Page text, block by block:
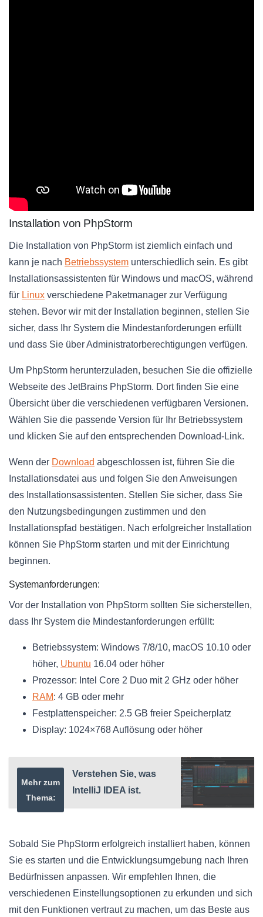
Installation von PhpStorm
Die Installation von PhpStorm ist ziemlich einfach und
kann je nach Betriebssystem unterschiedlich sein. Es gibt
Installationsassistenten für Windows und macOS, während
für Linux verschiedene Paketmanager zur Verfügung
stehen. Bevor wir mit der Installation beginnen, stellen Sie
sicher, dass Ihr System die Mindestanforderungen erfüllt
und dass Sie über Administratorberechtigungen verfügen.
Um PhpStorm herunterzuladen, besuchen Sie die offizielle
Webseite des JetBrains PhpStorm. Dort finden Sie eine
Übersicht über die verschiedenen verfügbaren Versionen.
Wählen Sie die passende Version für Ihr Betriebssystem
und klicken Sie auf den entsprechenden Download-Link.
Wenn der Download abgeschlossen ist, führen Sie die
Installationsdatei aus und folgen Sie den Anweisungen
des Installationsassistenten. Stellen Sie sicher, dass Sie
den Nutzungsbedingungen zustimmen und den
Installationspfad bestätigen. Nach erfolgreicher Installation
können Sie PhpStorm starten und mit der Einrichtung
beginnen.
Systemanforderungen:
Vor der Installation von PhpStorm sollten Sie sicherstellen,
dass Ihr System die Mindestanforderungen erfüllt:
Betriebssystem: Windows 7/8/10, macOS 10.10 oder
höher, Ubuntu 16.04 oder höher
Prozessor: Intel Core 2 Duo mit 2 GHz oder höher
RAM: 4 GB oder mehr
Festplattenspeicher: 2.5 GB freier Speicherplatz
Display: 1024×768 Auflösung oder höher
Mehr zum
Thema:
Verstehen Sie, was
IntelliJ IDEA ist.
Sobald Sie PhpStorm erfolgreich installiert haben, können
Sie es starten und die Entwicklungsumgebung nach Ihren
Bedürfnissen anpassen. Wir empfehlen Ihnen, die
verschiedenen Einstellungsoptionen zu erkunden und sich
mit den Funktionen vertraut zu machen, um das Beste aus